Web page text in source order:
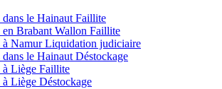
dans le Hainaut Faillite
en Brabant Wallon Faillite
à Namur Liquidation judiciaire
dans le Hainaut Déstockage
à Liège Faillite
à Liège Déstockage